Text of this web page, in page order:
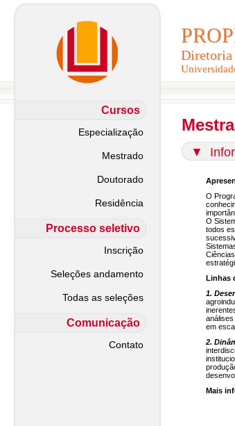
Diretoria
Diretoria
Cursos
Especialização
Mestrado
Doutorado
Residência
Processo seletivo
Inscrição
Seleções andamento
Todas as seleções
Comunicação
Contato
▼
O
O
todos
Linhas
1.
em
2.
Mais